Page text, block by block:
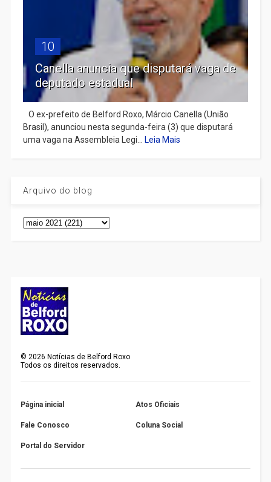
10
Canella anuncia que disputará vaga de
deputado estadual
​ O ex-prefeito de Belford Roxo, Márcio Canella (União
Brasil), anunciou nesta segunda-feira (3) que disputará
uma vaga na Assembleia Legi... Leia Mais
Arquivo do blog
©2026 Notícias de Belford Roxo
Todos os direitos reservados.
Página inicial Atos Oficiais
Fale Conosco Coluna Social
Portal do Servidor